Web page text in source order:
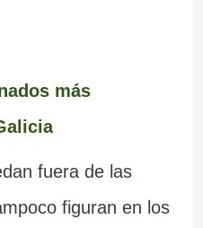
más
fuera de las
figuran en los